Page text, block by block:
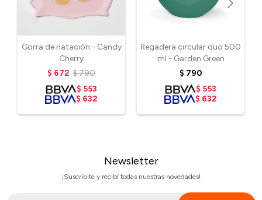
Gorra de natación - Candy
Cherry
$ 672 $790
$ 553
$ 632
Regadera circular duo 500
ml - Garden Green
$ 790
$ 553
$ 632
Newsletter
¡Suscribite y recibí todas nuestras novedades!